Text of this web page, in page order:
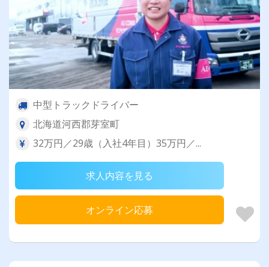
中型トラックドライバー
北海道河西郡芽室町
32万円／29歳（入社4年目）35万円／...
求人内容を見る
オンライン応募